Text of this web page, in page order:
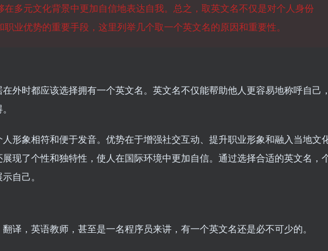
多元文化背景中更加自信地表达自我。总之，取英文名不仅是对个人身份
业优势的重要手段，这里列举几个取一个英文名的原因和重要性。
外时都应该选择拥有一个英文名。英文名不仅能帮助他人更容易地称呼自己
形象相符和便于发音。优势在于增强社交互动、提升职业形象和融入当地文
现了个性和独特性，使人在国际环境中更加自信。通过选择合适的英文名，
自己。
译，英语教师，甚至是一名程序员来讲，有一个英文名还是必不可少的。